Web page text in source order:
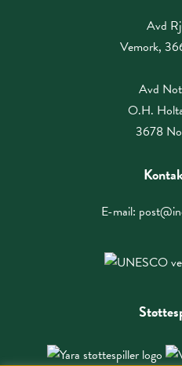
Avd
Vemork,
Avd
O.H.
3678
E-mail: